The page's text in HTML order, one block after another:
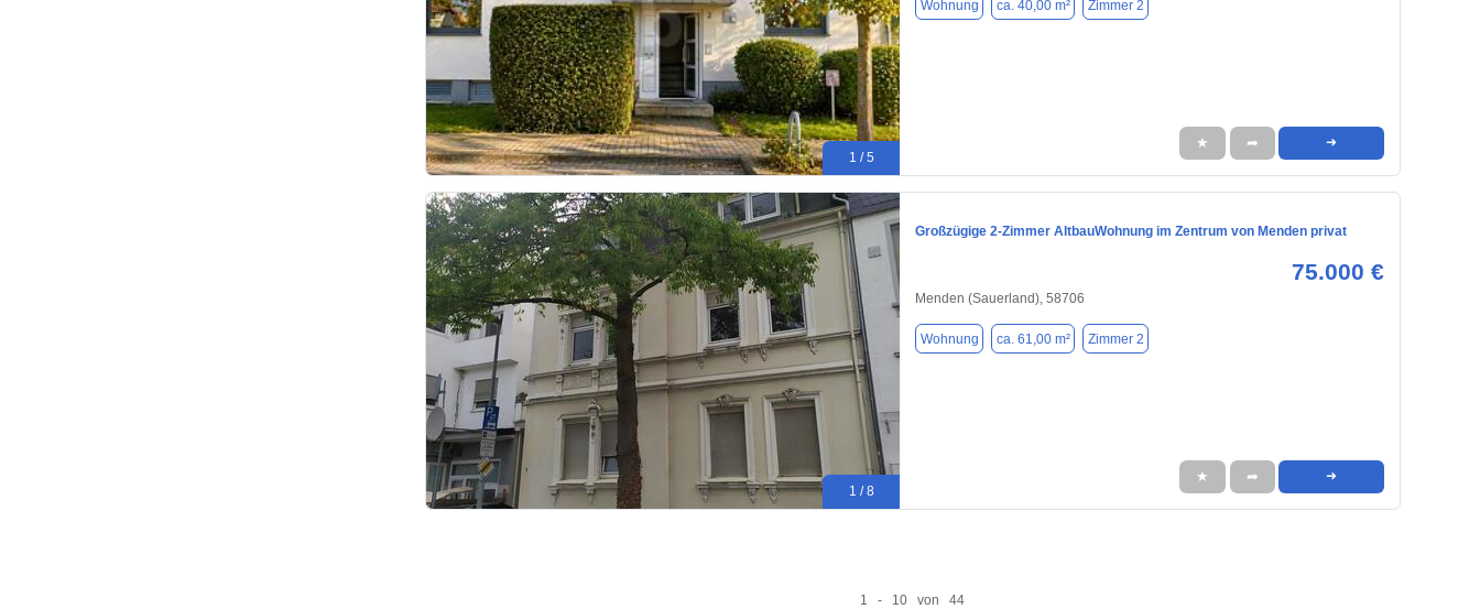
1 / 5
Wohnung ca. 40,00 m² Zimmer 2
★ ➦ ➜
1 / 8
Großzügige 2-Zimmer AltbauWohnung im Zentrum von Menden privat
75.000 €
Menden (Sauerland), 58706
Wohnung ca. 61,00 m² Zimmer 2
★ ➦ ➜
1 - 10 von 44